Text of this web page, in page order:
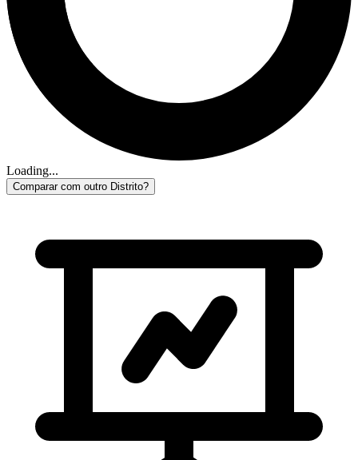
Loading...
Comparar com outro Distrito?